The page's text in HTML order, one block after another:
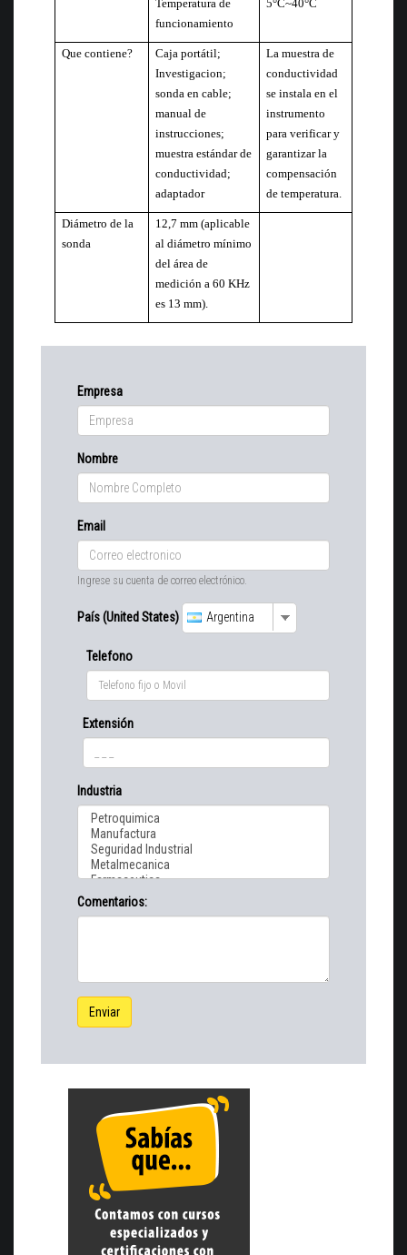
Temperatura de
funcionamiento
5°C~40°C
Que contiene?
Caja portátil;
Investigacion;
sonda en cable;
manual de
instrucciones;
muestra estándar de
conductividad;
adaptador
La muestra de
conductividad
se instala en el
instrumento
para verificar y
garantizar la
compensación
de temperatura.
Diámetro de la
sonda
12,7 mm (aplicable
al diámetro mínimo
del área de
medición a 60 KHz
es 13 mm).
Empresa
Nombre
Email
Ingrese su cuenta de correo electrónico.
País (United States) Argentina
Telefono
Extensión
Industria
Comentarios:
Enviar